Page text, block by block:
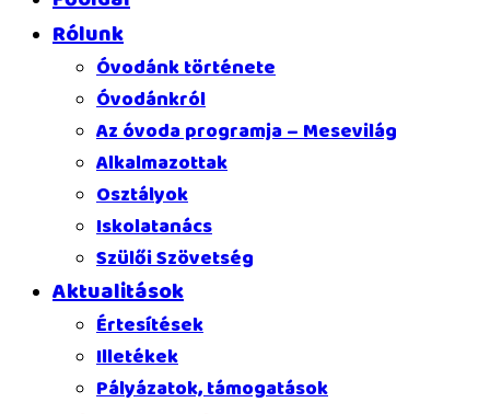
Rólunk
Óvodánk története
Óvodánkról
Az óvoda programja – Mesevilág
Alkalmazottak
Osztályok
Iskolatanács
Szülői Szövetség
Aktualitások
Értesítések
Illetékek
Pályázatok, támogatások